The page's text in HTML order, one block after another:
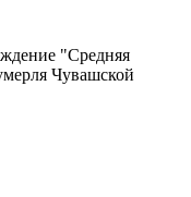
"Средняя
Чувашской